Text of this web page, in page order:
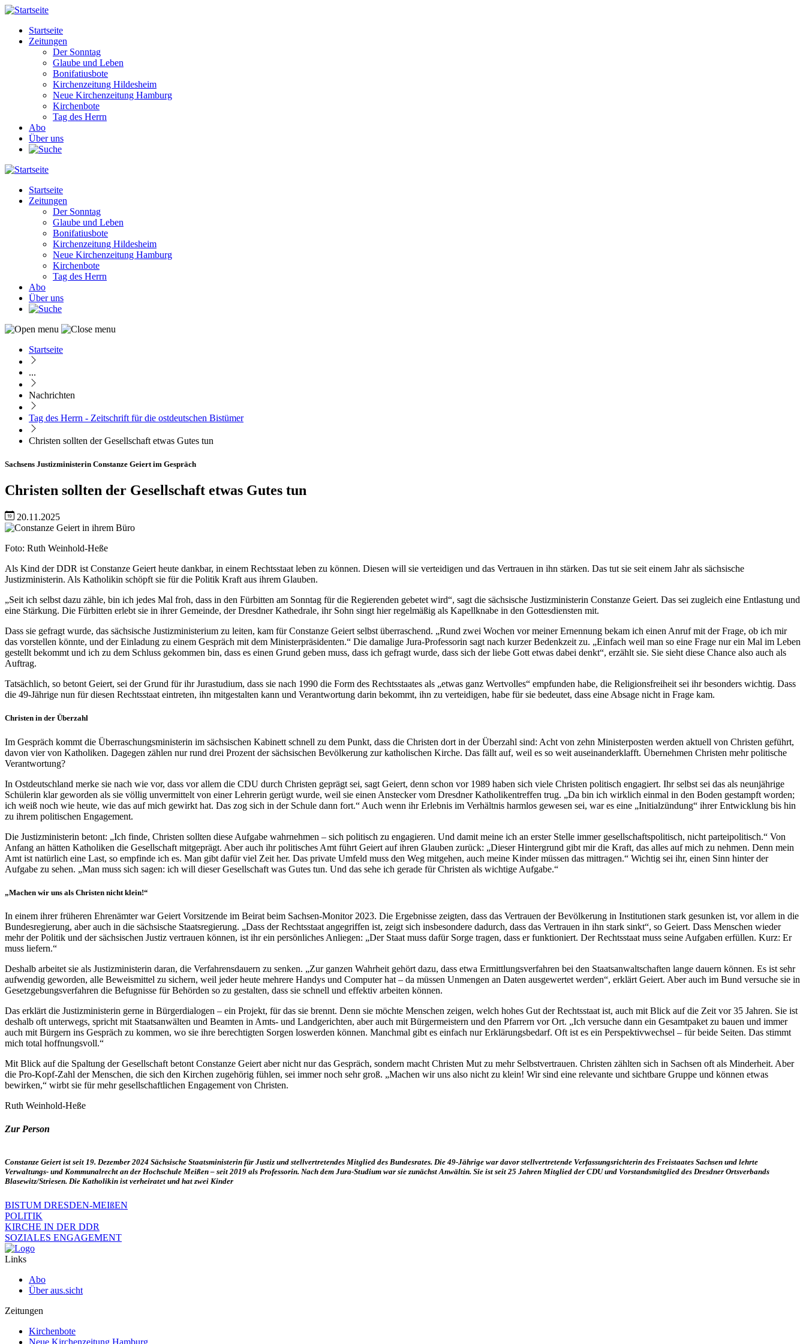
Direkt
Inhalt
Main
navigation
Startseite
Zeitungen
Der Sonntag
Glaube und Leben
Bonifatiusbote
Kirchenzeitung Hildesheim
Neue Kirchenzeitung Hamburg
Kirchenbote
Tag des Herrn
Abo
Über uns
Main
navigation
Startseite
Zeitungen
Der Sonntag
Glaube und Leben
Bonifatiusbote
Kirchenzeitung Hildesheim
Neue Kirchenzeitung Hamburg
Kirchenbote
Tag des Herrn
Abo
Über uns
Pfadnavigation
Startseite
...
Nachrichten
Tag des Herrn - Zeitschrift für die ostdeutschen Bistümer
Christen sollten der Gesellschaft etwas Gutes tun
Sachsens Justizministerin Constanze Geiert im Gespräch
Christen sollten der Gesellschaft etwas Gutes tun
20.11.2025
Image
Nachweis
Foto: Ruth Weinhold-Heße
Als Kind der DDR ist Constanze Geiert heute dankbar, in einem Rechtsstaat leben zu können. Diesen will sie verteidigen und das Vertrauen in ihn stärken. Das tut sie seit einem Jahr als sächsische
Justizministerin. Als Katholikin schöpft sie für die Politik Kraft aus ihrem Glauben.
„Seit ich selbst dazu zähle, bin ich jedes Mal froh, dass in den Fürbitten am Sonntag für die Regierenden gebetet wird“, sagt die sächsische Justizministerin Constanze Geiert. Das sei zugleich eine Entlastung und
eine Stärkung. Die Fürbitten erlebt sie in ihrer Gemeinde, der Dresdner Kathedrale, ihr Sohn singt hier regelmäßig als Kapellknabe in den Gottesdiensten mit.
Dass sie gefragt wurde, das sächsische Justizministerium zu leiten, kam für Constanze Geiert selbst überraschend. „Rund zwei Wochen vor meiner Ernennung bekam ich einen Anruf mit der Frage, ob ich mir
das vorstellen könnte, und der Einladung zu einem Gespräch mit dem Ministerpräsidenten.“ Die damalige Jura-Professorin sagt nach kurzer Bedenkzeit zu. „Einfach weil man so eine Frage nur ein Mal im Leben
gestellt bekommt und ich zu dem Schluss gekommen bin, dass es einen Grund geben muss, dass ich gefragt wurde, dass sich der liebe Gott etwas dabei denkt“, erzählt sie. Sie sieht diese Chance also auch als
Auftrag.
Tatsächlich, so betont Geiert, sei der Grund für ihr Jurastudium, dass sie nach 1990 die Form des Rechtsstaates als „etwas ganz Wertvolles“ empfunden habe, die Religionsfreiheit sei ihr besonders wichtig. Dass
die 49-Jährige nun für diesen Rechtsstaat eintreten, ihn mitgestalten kann und Verantwortung darin bekommt, ihn zu verteidigen, habe für sie bedeutet, dass eine Absage nicht in Frage kam.
Christen in der Überzahl
Im Gespräch kommt die Überraschungsministerin im sächsischen Kabinett schnell zu dem Punkt, dass die Christen dort in der Überzahl sind: Acht von zehn Ministerposten werden aktuell von Christen geführt,
davon vier von Katholiken. Dagegen zählen nur rund drei Prozent der sächsischen Bevölkerung zur katholischen Kirche. Das fällt auf, weil es so weit auseinanderklafft. Übernehmen Christen mehr politische
Verantwortung?
In Ostdeutschland merke sie nach wie vor, dass vor allem die CDU durch Christen geprägt sei, sagt Geiert, denn schon vor 1989 haben sich viele Christen politisch engagiert. Ihr selbst sei das als neunjährige
Schülerin klar geworden als sie völlig unvermittelt von einer Lehrerin gerügt wurde, weil sie einen Anstecker vom Dresdner Katholikentreffen trug. „Da bin ich wirklich einmal in den Boden gestampft worden;
ich weiß noch wie heute, wie das auf mich gewirkt hat. Das zog sich in der Schule dann fort.“ Auch wenn ihr Erlebnis im Verhältnis harmlos gewesen sei, war es eine „Initialzündung“ ihrer Entwicklung bis hin
zu ihrem politischen Engagement.
Die Justizministerin betont: „Ich finde, Christen sollten diese Aufgabe wahrnehmen – sich politisch zu engagieren. Und damit meine ich an erster Stelle immer gesellschaftspolitisch, nicht parteipolitisch.“ Von
Anfang an hätten Katholiken die Gesellschaft mitgeprägt. Aber auch ihr politisches Amt führt Geiert auf ihren Glauben zurück: „Dieser Hintergrund gibt mir die Kraft, das alles auf mich zu nehmen. Denn mein
Amt ist natürlich eine Last, so empfinde ich es. Man gibt dafür viel Zeit her. Das private Umfeld muss den Weg mitgehen, auch meine Kinder müssen das mittragen.“ Wichtig sei ihr, einen Sinn hinter der
Aufgabe zu sehen. „Man muss sich sagen: ich will dieser Gesellschaft was Gutes tun. Und das sehe ich gerade für Christen als wichtige Aufgabe.“
„Machen wir uns als Christen nicht klein!“
In einem ihrer früheren Ehrenämter war Geiert Vorsitzende im Beirat beim Sachsen-Monitor 2023. Die Ergebnisse zeigten, dass das Vertrauen der Bevölkerung in Institutionen stark gesunken ist, vor allem in die
Bundesregierung, aber auch in die sächsische Staatsregierung. „Dass der Rechtsstaat angegriffen ist, zeigt sich insbesondere dadurch, dass das Vertrauen in ihn stark sinkt“, so Geiert. Dass Menschen wieder
mehr der Politik und der sächsischen Justiz vertrauen können, ist ihr ein persönliches Anliegen: „Der Staat muss dafür Sorge tragen, dass er funktioniert. Der Rechtsstaat muss seine Aufgaben erfüllen. Kurz: Er
muss liefern.“
Deshalb arbeitet sie als Justizministerin daran, die Verfahrensdauern zu senken. „Zur ganzen Wahrheit gehört dazu, dass etwa Ermittlungsverfahren bei den Staatsanwaltschaften lange dauern können. Es ist sehr
aufwendig geworden, alle Beweismittel zu sichern, weil jeder heute mehrere Handys und Computer hat – da müssen Unmengen an Daten ausgewertet werden“, erklärt Geiert. Aber auch im Bund versuche sie in
Gesetzgebungsverfahren die Befugnisse für Behörden so zu gestalten, dass sie schnell und effektiv arbeiten können.
Das erklärt die Justizministerin gerne in Bürgerdialogen – ein Projekt, für das sie brennt. Denn sie möchte Menschen zeigen, welch hohes Gut der Rechtsstaat ist, auch mit Blick auf die Zeit vor 35 Jahren. Sie ist
deshalb oft unterwegs, spricht mit Staatsanwälten und Beamten in Amts- und Landgerichten, aber auch mit Bürgermeistern und den Pfarrern vor Ort. „Ich versuche dann ein Gesamtpaket zu bauen und immer
auch mit Bürgern ins Gespräch zu kommen, wo sie ihre berechtigten Sorgen loswerden können. Manchmal gibt es einfach nur Erklärungsbedarf. Oft ist es ein Perspektivwechsel – für beide Seiten. Das stimmt
mich total hoffnungsvoll.“
Mit Blick auf die Spaltung der Gesellschaft betont Constanze Geiert aber nicht nur das Gespräch, sondern macht Christen Mut zu mehr Selbstvertrauen. Christen zählten sich in Sachsen oft als Minderheit. Aber
die Pro-Kopf-Zahl der Menschen, die sich den Kirchen zugehörig fühlen, sei immer noch sehr groß. „Machen wir uns also nicht zu klein! Wir sind eine relevante und sichtbare Gruppe und können etwas
bewirken,“ wirbt sie für mehr gesellschaftlichen Engagement von Christen.
Ruth Weinhold-Heße
Zur Person
Constanze Geiert ist seit 19. Dezember 2024 Sächsische Staatsministerin für Justiz und stellvertretendes Mitglied des Bundesrates. Die 49-Jährige war davor stellvertretende Verfassungsrichterin des Freistaates Sachsen und lehrte
Verwaltungs- und Kommunalrecht an der Hochschule Meißen – seit 2019 als Professorin. Nach dem Jura-Studium war sie zunächst Anwältin. Sie ist seit 25 Jahren Mitglied der CDU und Vorstandsmitglied des Dresdner Ortsverbands
Blasewitz/Striesen. Die Katholikin ist verheiratet und hat zwei Kinder
BISTUM DRESDEN-MEIßEN
POLITIK
KIRCHE IN DER DDR
SOZIALES ENGAGEMENT
Links
Abo
Über aus.sicht
Zeitungen
Kirchenbote
Neue Kirchenzeitung Hamburg